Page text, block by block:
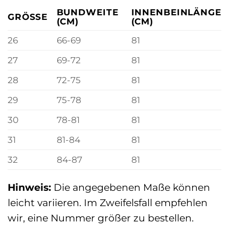
GRÖSSE
BUNDWEITE
(CM)
INNENBEINLÄNGE
(CM)
26
66-69
81
27
69-72
81
28
72-75
81
29
75-78
81
30
78-81
81
31
81-84
81
32
84-87 81
Hinweis: Die angegebenen Maße können
leicht variieren. Im Zweifelsfall empfehlen
wir, eine Nummer größer zu bestellen.